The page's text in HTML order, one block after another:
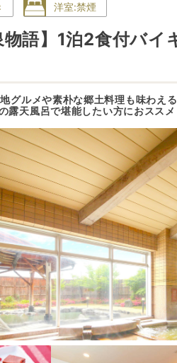
洋室:禁煙
物語】1泊2食付バイ
地グルメや素朴な郷土料理も味わえ
露天風呂で堪能したい方におススメ